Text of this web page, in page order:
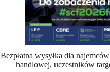
Bezpłatna wysyłka dla
handlowej, uczestników